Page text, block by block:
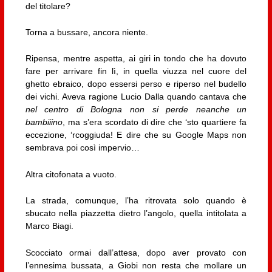
del titolare?
Torna a bussare, ancora niente.
Ripensa, mentre aspetta, ai giri in tondo che ha dovuto
fare per arrivare fin lì, in quella viuzza nel cuore del
ghetto ebraico, dopo essersi perso e riperso nel budello
dei vichi. Aveva ragione Lucio Dalla quando cantava che
nel centro di Bologna non si perde neanche un
bambiiino, ma s’era scordato di dire che ‘sto quartiere fa
eccezione, ‘rcoggiuda! E dire che su Google Maps non
sembrava poi così impervio…
Altra citofonata a vuoto.
La strada, comunque, l’ha ritrovata solo quando è
sbucato nella piazzetta dietro l’angolo, quella intitolata a
Marco Biagi.
Scocciato ormai dall’attesa, dopo aver provato con
l’ennesima bussata, a Giobi non resta che mollare un